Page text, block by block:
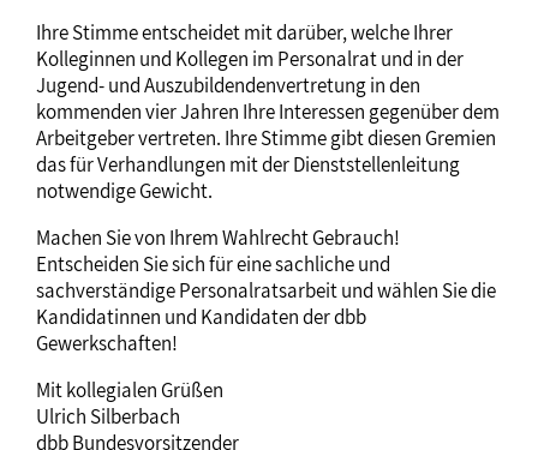
Ihre Stimme entscheidet mit darüber, welche Ihrer
Kolleginnen und Kollegen im Personalrat und in der
Jugend- und Auszubildendenvertretung in den
kommenden vier Jahren Ihre Interessen gegenüber dem
Arbeitgeber vertreten. Ihre Stimme gibt diesen Gremien
das für Verhandlungen mit der Dienststellenleitung
notwendige Gewicht.
Machen Sie von Ihrem Wahlrecht Gebrauch!
Entscheiden Sie sich für eine sachliche und
sachverständige Personalratsarbeit und wählen Sie die
Kandidatinnen und Kandidaten der dbb
Gewerkschaften!
Mit kollegialen Grüßen
Ulrich Silberbach
dbb Bundesvorsitzender